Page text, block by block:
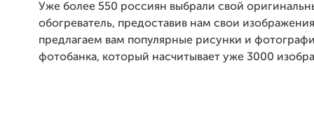
Уже более 550 россиян выбрали свой
обогреватель, предоставив нам свои
предлагаем вам популярные рисунки и
фотобанка, который насчитывает уже 3000